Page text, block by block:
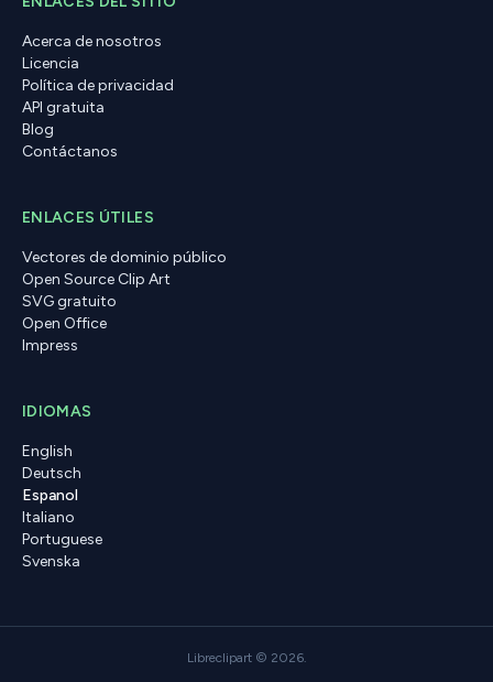
Acerca de nosotros
Licencia
Política de privacidad
API gratuita
Blog
Contáctanos
ENLACES ÚTILES
Vectores de dominio público
Open Source Clip Art
SVG gratuito
Open Office
Impress
IDIOMAS
English
Deutsch
Espanol
Italiano
Portuguese
Svenska
Libreclipart © 2026.